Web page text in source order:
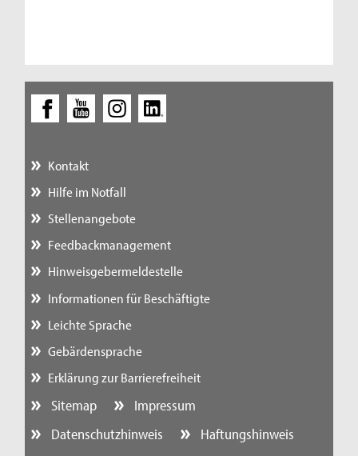
Kontakt
Hilfe im Notfall
Stellenangebote
Feedbackmanagement
Hinweisgebermeldestelle
Informationen für Beschäftigte
Leichte Sprache
Gebärdensprache
Erklärung zur Barrierefreiheit
Sitemap
Impressum
Datenschutzhinweis
Haftungshinweis